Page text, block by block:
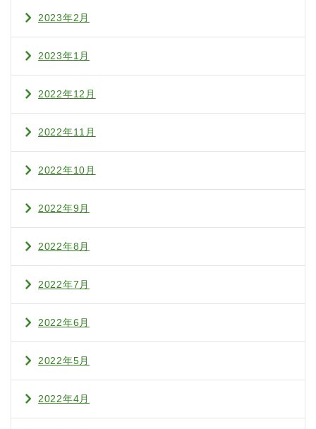
2023年2月
2023年1月
2022年12月
2022年11月
2022年10月
2022年9月
2022年8月
2022年7月
2022年6月
2022年5月
2022年4月